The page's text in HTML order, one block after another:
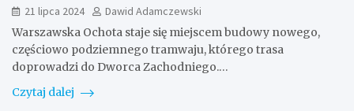
21 lipca 2024
Dawid Adamczewski
Warszawska Ochota staje się miejscem budowy nowego,
częściowo podziemnego tramwaju, którego trasa
doprowadzi do Dworca Zachodniego.…
Czytaj dalej